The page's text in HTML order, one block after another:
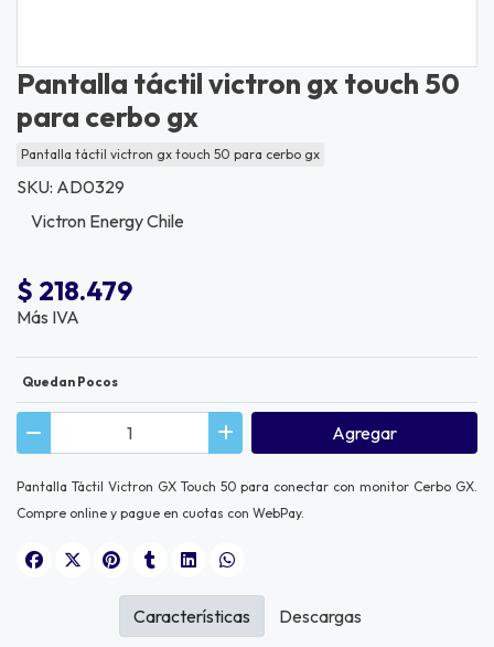
Pantalla táctil victron gx touch 50
para cerbo gx
Pantalla táctil victron gx touch 50 para cerbo gx
SKU: AD0329
Victron Energy Chile
$ 218.479
Más IVA
Quedan Pocos
Agregar
Pantalla Táctil Victron GX Touch 50 para conectar con monitor Cerbo GX.
Compre online y pague en cuotas con WebPay.
Características Descargas